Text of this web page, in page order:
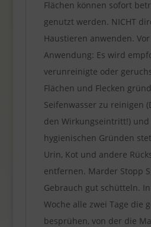
Flächen können sofort
genutzt werden. NICHT
Haustieren anwenden.
Anwendung: Es wird
verunreinigte oder
Flächen und Flecken
Seifenwasser zu reinigen
den Wirkungseintritt!) und
hygienischen Gründen
Urin, Kot und andere
entfernen. Marder Stopp
Gebrauch gut schütteln.
Woche alle zwei Tage die
besprühen, von der die